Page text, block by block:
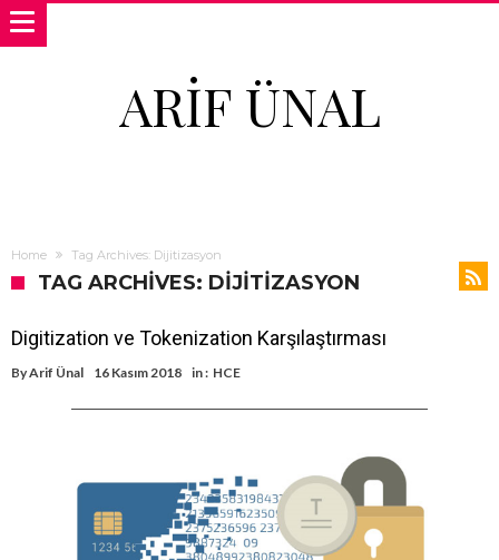
ARIF ÜNAL
Home Tag Archives: Dijitizasyon
TAG ARCHIVES: DIJITIZASYON
Digitization ve Tokenization Karşılaştırması
ByArif Ünal 16 Kasım 2018 in : HCE